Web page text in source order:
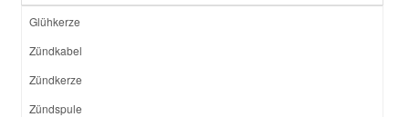
Glühkerze
Zündkabel
Zündkerze
Zündspule